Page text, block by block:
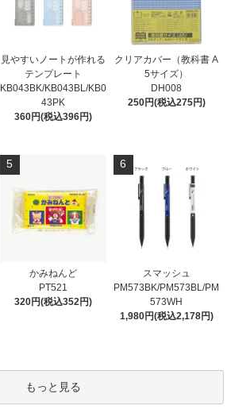
見やすいノートが作れる
テンプレート
KB043BK/KB043BL/KB0
43PK
360円(税込396円)
クリアカバー（教科書 A
5サイズ）
DH008
250円(税込275円)
5
かみねんど
PT521
320円(税込352円)
6
スマッシュ
PM573BK/PM573BL/PM
573WH
1,980円(税込2,178円)
もっと見る